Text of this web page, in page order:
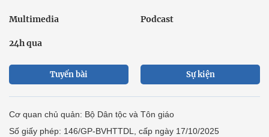
Multimedia Podcast
24h qua
Tuyến bài Sự kiện
Cơ quan chủ quản: Bộ Dân tộc và Tôn giáo
Số giấy phép: 146/GP-BVHTTDL, cấp ngày 17/10/2025